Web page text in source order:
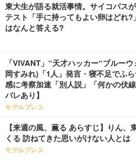
東大生が語る就活事情。サイコパス
テスト「手に持ってもよい卵はどれ?
はなんと答える?
「VIVANT」“天才ハッカー“ブルー
岡すみれ)「1人」発言・寝不足でふ
感に考察加速「別人説」「何かの伏
バレあり】
モデルプレス
【来週の風、薫る あらすじ】りん、
くる 訪ねてきた思いがけない人とは
モデルプレス